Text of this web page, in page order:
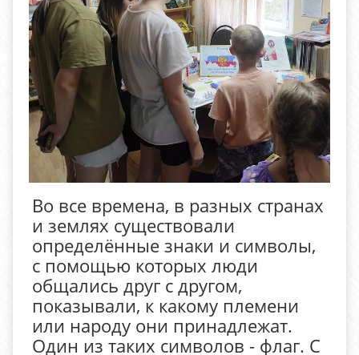
Во все времена, в разных странах
и землях существовали
определённые знаки и символы,
с помощью которых люди
общались друг с другом,
показывали, к какому племени
или народу они принадлежат.
Один из таких символов - флаг. С